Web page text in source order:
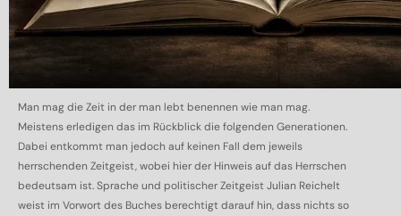
Man mag die Zeit in der man lebt benennen wie man mag.
Meistens erledigen das im Rückblick die folgenden Generationen.
Dabei entkommt man jedoch auf keinen Fall dem jeweils
herrschenden Zeitgeist, wobei hier der Hinweis auf das Herrschen
bedeutsam ist. Sprache und politischer Zeitgeist Julian Reichelt
weist im Vorwort des Buches berechtigt darauf hin, dass nichts so